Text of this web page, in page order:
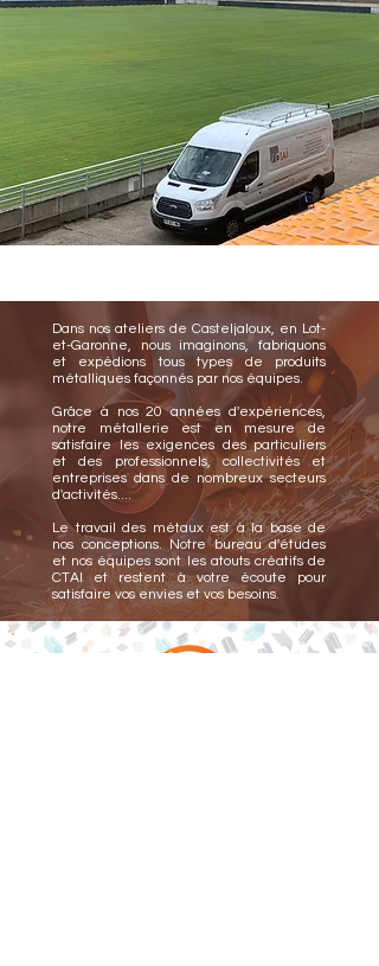
Dans nos ateliers de Casteljaloux, en Lot-
et-Garonne, nous imaginons, fabriquons
et expédions tous types de produits
métalliques façonnés par nos équipes.
Grâce à nos 20 années d'expériences,
notre métallerie est en mesure de
satisfaire les exigences des particuliers
et des professionnels,collectivités et
entreprises dans de nombreux secteurs
d'activités....
Le travail des métaux est à la base de
nos conceptions. Notre bureau d'études
et nos équipes sont les atouts créatifs de
CTAI et restent à votre écoute pour
satisfaire vos envies et vos besoins.